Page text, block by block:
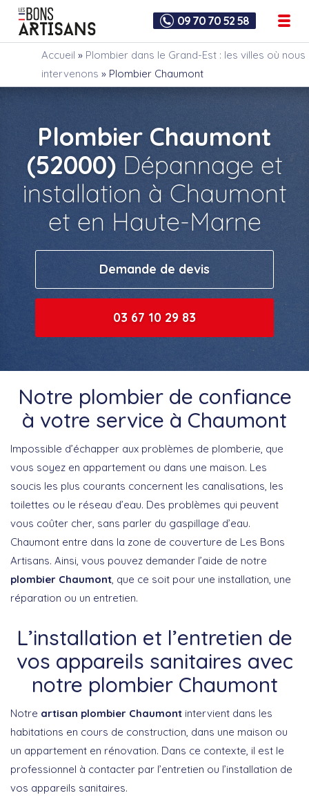
09 70 70 52 58
Accueil » Plombier dans le Grand-Est : les villes où nous
intervenons » Plombier Chaumont
Plombier Chaumont
(52000)Dépannage et
installation à Chaumont
et en Haute-Marne
Demande de devis
03 67 10 29 83
Notre plombier de confiance
à votre service à Chaumont
Impossible d’échapper aux problèmes de plomberie, que
vous soyez en appartement ou dans une maison. Les
soucis les plus courants concernent les canalisations, les
toilettes ou le réseau d’eau. Des problèmes qui peuvent
vous coûter cher, sans parler du gaspillage d’eau.
Chaumont entre dans la zone de couverture de Les Bons
Artisans. Ainsi, vous pouvez demander l’aide de notre
plombier Chaumont , que ce soit pour une installation, une
réparation ou un entretien.
L’installation et l’entretien de
vos appareils sanitaires avec
notre plombier Chaumont
Notre artisan plombier Chaumont intervient dans les
habitations en cours de construction, dans une maison ou
un appartement en rénovation. Dans ce contexte, il est le
professionnel à contacter par l’entretien ou l’installation de
vos appareils sanitaires.